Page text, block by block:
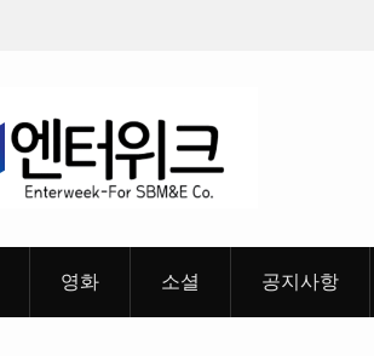
영화 소셜 공지사항